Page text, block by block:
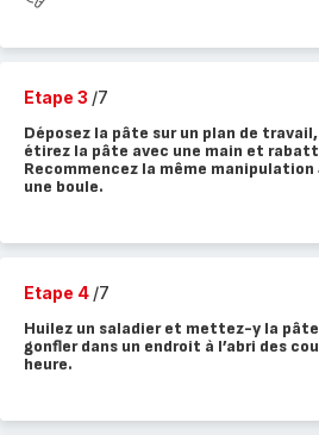
Etape 3 /7
Déposez la pâte sur un plan de
étirez la pâte avec une main et
Recommencez la même
une boule.
Etape 4 /7
Huilez un saladier et mettez-y la
gonfler dans un endroit à l’abri des
heure.